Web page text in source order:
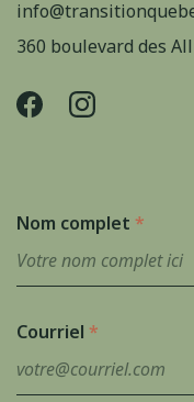
360 boulevard des
Nom complet *
Courriel *